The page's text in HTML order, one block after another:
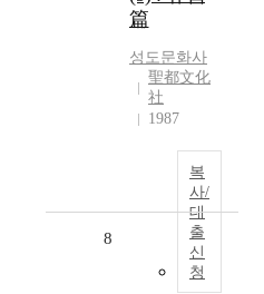
篇
성도문화사
聖都文化
社
1987
복
사/
대
출
신
청
8